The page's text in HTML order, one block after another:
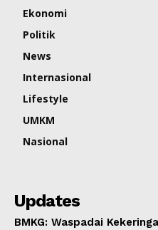
Ekonomi
Politik
News
Internasional
Lifestyle
UMKM
Nasional
Updates
BMKG: Waspadai